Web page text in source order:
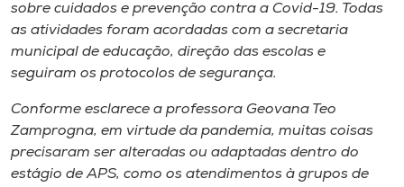
Selecione
sobre cuidados e prevenção contra a Covid-19. Todas
as atividades foram acordadas com a secretaria
municipal de educação, direção das escolas e
seguiram os protocolos de segurança.
Conforme esclarece a professora Geovana Teo
Zamprogna, em virtude da pandemia, muitas coisas
precisaram ser alteradas ou adaptadas dentro do
estágio de APS, como os atendimentos à grupos de